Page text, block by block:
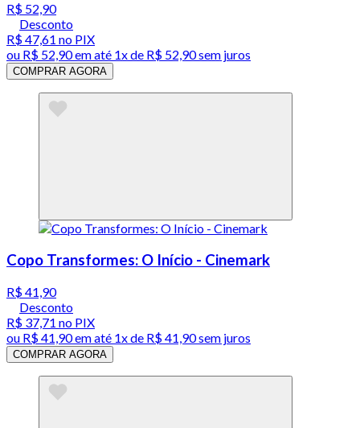
R$ 52,90
Desconto
R$ 47,61 no PIX
ou R$ 52,90em até 1x de R$ 52,90sem juros
COMPRAR AGORA
Copo Transformes: O Início - Cinemark
R$ 41,90
Desconto
R$ 37,71 no PIX
ou R$ 41,90em até 1x de R$ 41,90sem juros
COMPRAR AGORA